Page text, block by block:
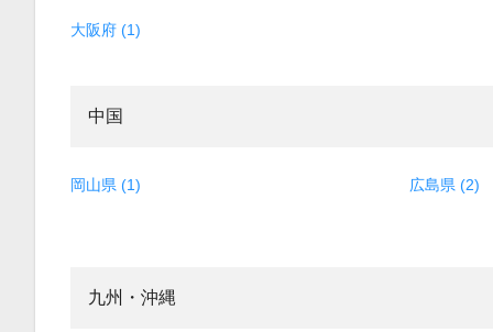
大阪府 (1)
中国
岡山県 (1) 広島県 (2)
九州・沖縄